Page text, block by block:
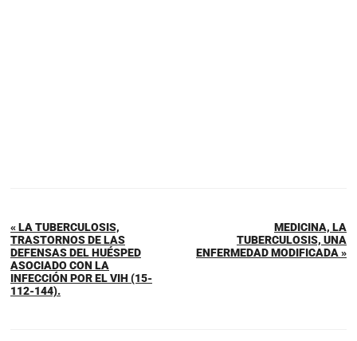
« LA TUBERCULOSIS,
TRASTORNOS DE LAS
DEFENSAS DEL HUÉSPED
ASOCIADO CON LA
INFECCIÓN POR EL VIH (15-
112-144).
MEDICINA, LA
TUBERCULOSIS, UNA
ENFERMEDAD MODIFICADA »